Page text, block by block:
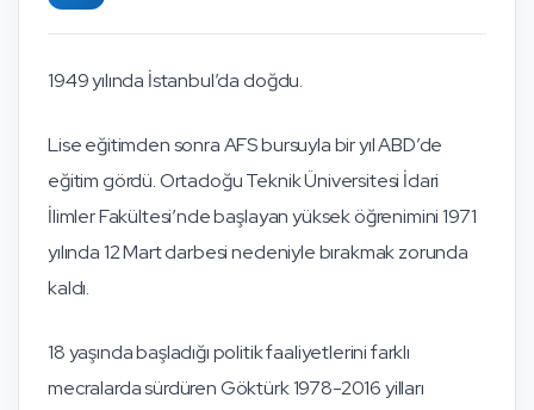
1949 yılında İstanbul’da doğdu.
Lise eğitimden sonra AFS bursuyla bir yıl ABD’de
eğitim gördü. Ortadoğu Teknik Üniversitesi İdari
İlimler Fakültesi’nde başlayan yüksek öğrenimini 1971
yılında 12 Mart darbesi nedeniyle bırakmak zorunda
kaldı.
18 yaşında başladığı politik faaliyetlerini farklı
mecralarda sürdüren Göktürk 1978-2016 yilları